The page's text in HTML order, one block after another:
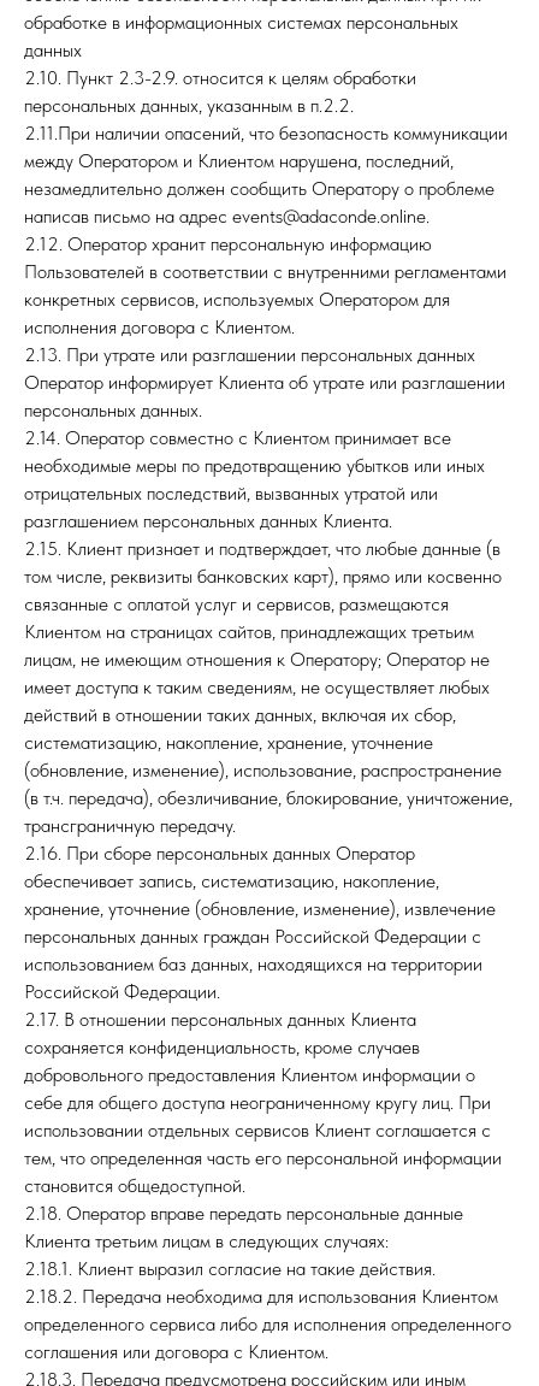
обработке в информационных системах персональных
данных
2.10. Пункт 2.3-2.9. относится к целям обработки
персональных данных, указанным в п.2.2.
2.11.При наличии опасений, что безопасность коммуникации
между Оператором и Клиентом нарушена, последний,
незамедлительно должен сообщить Оператору о проблеме
написав письмо на адрес events@adaconde.online.
2.12. Оператор хранит персональную информацию
Пользователей в соответствии с внутренними регламентами
конкретных сервисов, используемых Оператором для
исполнения договора с Клиентом.
2.13. При утрате или разглашении персональных данных
Оператор информирует Клиента об утрате или разглашении
персональных данных.
2.14. Оператор совместно с Клиентом принимает все
необходимые меры по предотвращению убытков или иных
отрицательных последствий, вызванных утратой или
разглашением персональных данных Клиента.
2.15. Клиент признает и подтверждает, что любые данные (в
том числе, реквизиты банковских карт), прямо или косвенно
связанные с оплатой услуг и сервисов, размещаются
Клиентом на страницах сайтов, принадлежащих третьим
лицам, не имеющим отношения к Оператору; Оператор не
имеет доступа к таким сведениям, не осуществляет любых
действий в отношении таких данных, включая их сбор,
систематизацию, накопление, хранение, уточнение
(обновление, изменение), использование, распространение
(в т.ч. передача), обезличивание, блокирование, уничтожение,
трансграничную передачу.
2.16. При сборе персональных данных Оператор
обеспечивает запись, систематизацию, накопление,
хранение, уточнение (обновление, изменение), извлечение
персональных данных граждан Российской Федерации с
использованием баз данных, находящихся на территории
Российской Федерации.
2.17. В отношении персональных данных Клиента
сохраняется конфиденциальность, кроме случаев
добровольного предоставления Клиентом информации о
себе для общего доступа неограниченному кругу лиц. При
использовании отдельных сервисов Клиент соглашается с
тем, что определенная часть его персональной информации
становится общедоступной.
2.18. Оператор вправе передать персональные данные
Клиента третьим лицам в следующих случаях:
2.18.1. Клиент выразил согласие на такие действия.
2.18.2. Передача необходима для использования Клиентом
определенного сервиса либо для исполнения определенного
соглашения или договора с Клиентом.
2.18.3. Передача предусмотрена российским или иным